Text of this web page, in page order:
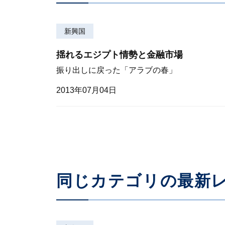
新興国
揺れるエジプト情勢と金融市場
振り出しに戻った「アラブの春」
2013年07月04日
同じカテゴリの最新